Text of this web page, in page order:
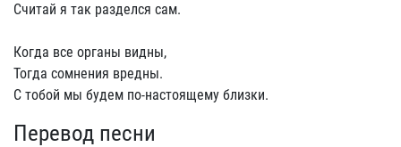
Считай я так разделся сам.
Когда все органы видны,
Тогда сомнения вредны.
С тобой мы будем по-настоящему близки.
Перевод песни